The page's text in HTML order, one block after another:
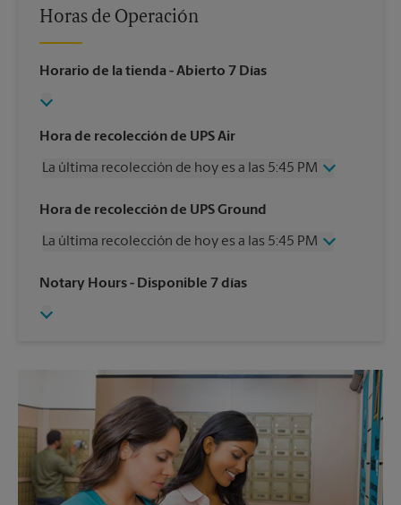
Horas de Operación
Horario de la tienda - Abierto 7 Días
Hora de recolección de UPS Air
La última recolección de hoy es a las 5:45 PM
Miércoles
5:45 PM
Viernes
5:45 PM
Domingo
Sin Recolección
Hora de recolección de UPS Ground
La última recolección de hoy es a las 5:45 PM
Miércoles
5:45 PM
Viernes
5:45 PM
5:45 PM
Notary Hours- Disponible 7 días